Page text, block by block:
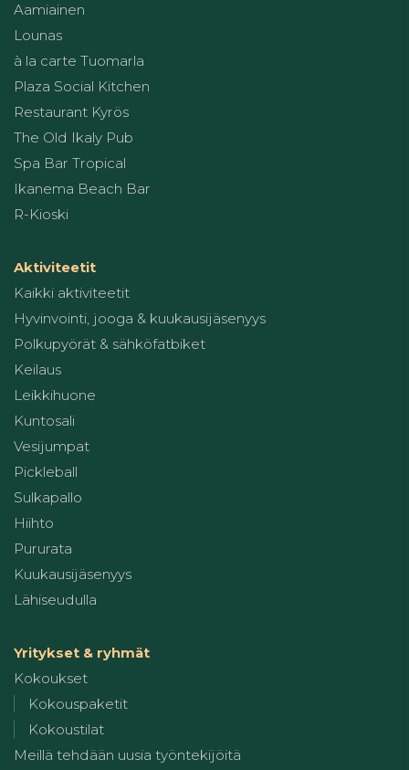
Aamiainen
Lounas
à la carte Tuomarla
Plaza Social Kitchen
Restaurant Kyrös
The Old Ikaly Pub
Spa Bar Tropical
Ikanema Beach Bar
R-Kioski
Aktiviteetit
Kaikki aktiviteetit
Hyvinvointi, jooga & kuukausijäsenyys
Polkupyörät & sähköfatbiket
Keilaus
Leikkihuone
Kuntosali
Vesijumpat
Pickleball
Sulkapallo
Hiihto
Pururata
Kuukausijäsenyys
Lähiseudulla
Yritykset & ryhmät
Kokoukset
Kokouspaketit
Kokoustilat
Meillä tehdään uusia työntekijöitä